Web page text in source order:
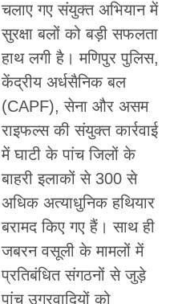
चलाए गए संयुक्त अभियान में
सुरक्षा बलों को बड़ी सफलता
हाथ लगी है। मणिपुर पुलिस,
केंद्रीय अर्धसैनिक बल
(CAPF), सेना और असम
राइफल्स की संयुक्त कार्रवाई
में घाटी के पांच जिलों के
बाहरी इलाकों से 300 से
अधिक अत्याधुनिक हथियार
बरामद किए गए हैं। साथ ही
जबरन वसूली के मामलों में
प्रतिबंधित संगठनों से जुड़े
पांच उग्रवादियों को